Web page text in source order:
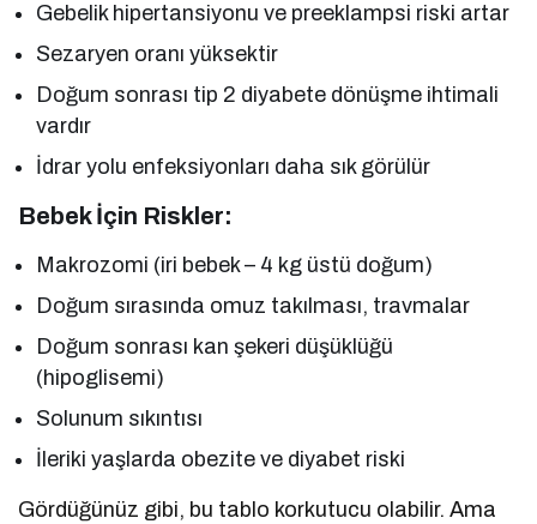
Gebelik hipertansiyonu ve preeklampsi riski artar
Sezaryen oranı yüksektir
Doğum sonrası tip 2 diyabete dönüşme ihtimali
vardır
İdrar yolu enfeksiyonları daha sık görülür
Bebek İçin Riskler:
Makrozomi (iri bebek – 4 kg üstü doğum)
Doğum sırasında omuz takılması, travmalar
Doğum sonrası kan şekeri düşüklüğü
(hipoglisemi)
Solunum sıkıntısı
İleriki yaşlarda obezite ve diyabet riski
Gördüğünüz gibi, bu tablo korkutucu olabilir. Ama